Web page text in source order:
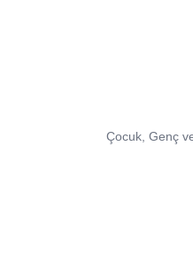
Çocuk, Genç